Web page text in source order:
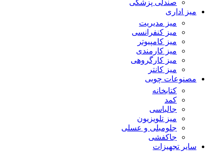
صندلی پزشکی
میز اداری
میز مدیریت
میز کنفرانسی
میز کامپیوتر
میز کارمندی
میز کارگروهی
میز کانتر
مصنوعات چوبی
کتابخانه
کمد
جالباسی
میز تلویزیون
جلومبلی و عسلی
جاکفشی
سایر تجهیزات